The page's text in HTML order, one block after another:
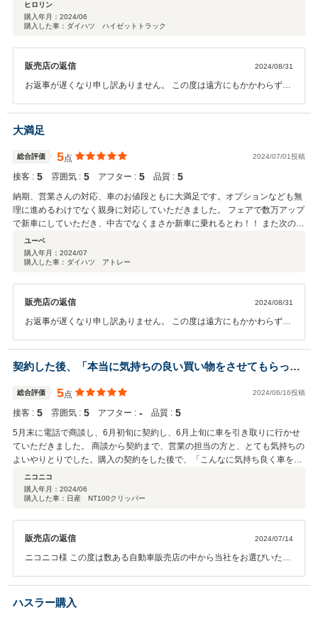
ヒロリン
購入年月： 2024/06
購入した車：ダイハツ ハイゼットトラック
販売店の返信 2024/08/31
お返事が遅くなり申し訳ありません。 この度は遠方にもかかわらず当
渡し当日は陸送ということもあり車両説明が直接できず申し訳ありま
せんでした。 ご契約直後にお客様のご紹介をいただきありがとうござ
います。その方にも無事ご契約いただきお引き渡しまで完了しまし
た。 うれしいお言葉をたくさんいただきありがとうございます。引き
続き励みに頑張ってまいります。 普通車も取り扱いございますので、
ぜひ次回のお車ご検討の際も当社へお声がけください。 今後ともよろ
しくお願いいたします。
大満足
総合評価 5点 2024/07/01投稿
接客 : 5 雰囲気 : 5 アフター : 5 品質 : 5
納期、営業さんの対応、車のお値段ともに大満足です。オプションなども無
理に進めるわけでなく親身に対応していただきました。 フェアで数万アップ
で新車にしていただき、中古でなくまさか新車に乗れるとわ！！ また次のと
きも検討したい会社です。
ユーベ
購入年月： 2024/07
購入した車：ダイハツ アトレー
販売店の返信 2024/08/31
お返事が遅くなり申し訳ありません。 この度は遠方にもかかわらず当
渡し当日は車両説明・ご納車対応が別のものになってしまい申し訳あ
りませんでした。 色の選択で奥様と意見が分かれる中、ご主人さまの
ご要望の色へ何とか導けてほっとしたことを今でも覚えています。 普
通車も取り扱いございますので、ぜひ次回のお車ご検討の際も当社へ
契約した後、「本当に気持ちの良い買い物をさせてもらった
総合評価 5点 2024/06/16投稿
接客 : 5 雰囲気 : 5 アフター : ‐ 品質 : 5
5月末に電話で商談し、6月初旬に契約し、6月上旬に車を引き取りに行かせ
ていただきました。 商談から契約まで、営業の担当の方と、とても気持ちの
よいやりとりでした。購入の契約をした後で、「こんなに気持ち良く車を買
ったことは初めてだね」と家内と車の中で話しながら家に帰りました。車の
引き取りの時も、営業の方をはじめ、スタッフの方の姿が素晴らしく、気持
ちよく購入した車に乗って帰ってきました。「仕事というのは、挨拶をはじ
族で楽しくクリッパーに乗っています。ありがとうございました。
ニコニコ
購入年月： 2024/06
購入した車：日産 NT100クリッパー
販売店の返信 2024/07/14
ニコニコ様 この度は数ある自動車販売店の中から当社をお選びいただ
ただき、感謝申し上げます。 普段何気なく、ご来店いただけるお客様
といい意味で当たり前のように商談やお話しをしていましたが、こう
やってうれしいお言葉をいただいて、改めて来てくださるお客様あり
ハスラー購入